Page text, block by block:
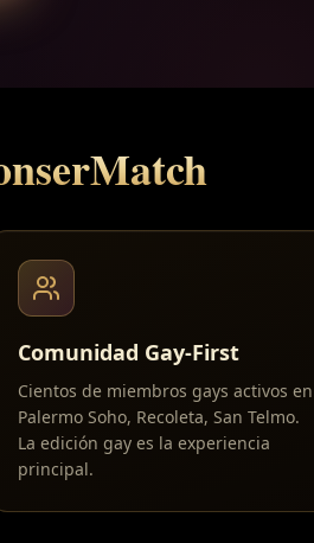
Comunidad Gay-First
Cientos de miembros gays activos en
Palermo Soho, Recoleta, San Telmo.
La edición gay es la experiencia
principal.